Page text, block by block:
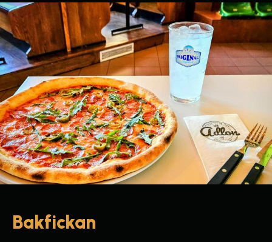
Bakfickan